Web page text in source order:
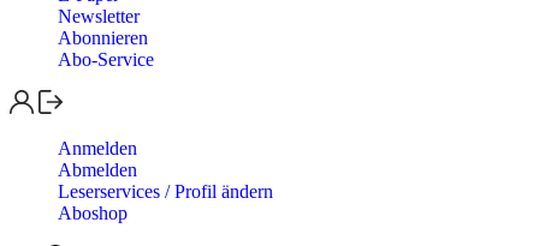
Newsletter
Abonnieren
Abo-Service
Anmelden
Abmelden
Leserservices / Profil ändern
Aboshop